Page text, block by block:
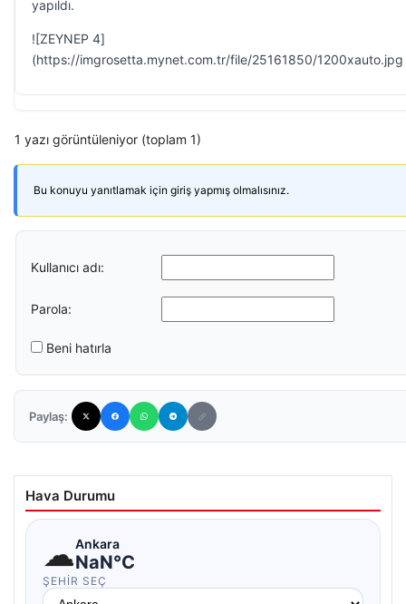
yapıldı.
![ZEYNEP 4]
(https://imgrosetta.mynet.com.tr/file/25161850/1200xauto.jpg
1 yazı görüntüleniyor (toplam 1)
Bu konuyu yanıtlamak için giriş yapmış olmalısınız.
Kullanıcı adı:
Parola:
Beni hatırla
Paylaş:
Hava Durumu
☁Ankara
NaN°C
ŞEHIR SEÇ